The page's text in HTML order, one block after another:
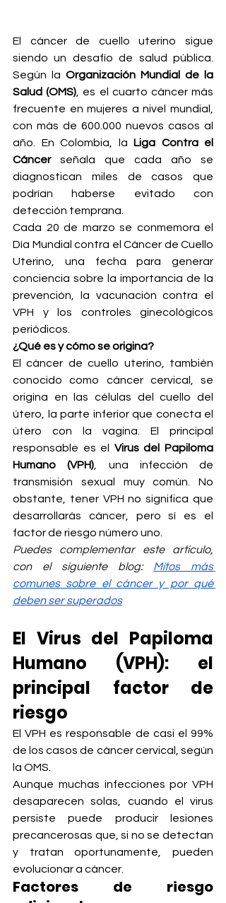
El cáncer de cuello uterino sigue
siendo un desafío de salud pública.
Según la Organización Mundial de la
Salud (OMS), es el cuarto cáncer más
frecuente en mujeres a nivel mundial,
con más de 600.000 nuevos casos al
año. En Colombia, la Liga Contra el
Cáncer señala que cada año se
diagnostican miles de casos que
podrían haberse evitado con
detección temprana.
Cada 20 de marzo se conmemora el
Día Mundial contra el Cáncer de Cuello
Uterino, una fecha para generar
conciencia sobre la importancia de la
prevención, la vacunación contra el
VPH y los controles ginecológicos
periódicos.
¿Qué es y cómo se origina?
El cáncer de cuello uterino, también
conocido como cáncer cervical, se
origina en las células del cuello del
útero, la parte inferior que conecta el
útero con la vagina. El principal
responsable es el Virus del Papiloma
Humano (VPH), una infección de
transmisión sexual muy común. No
obstante, tener VPH no significa que
desarrollarás cáncer, pero sí es el
factor de riesgo número uno.
Puedes complementar este artículo,
con el siguiente blog: Mitos más
comunes sobre el cáncer y por qué
deben ser superados
El Virus del Papiloma
Humano (VPH): el
principal factor de
riesgo
El VPH es responsable de casi el 99%
de los casos de cáncer cervical, según
la OMS.
Aunque muchas infecciones por VPH
desaparecen solas, cuando el virus
persiste puede producir lesiones
precancerosas que, si no se detectan
y tratan oportunamente, pueden
evolucionar a cáncer.
Factores de riesgo